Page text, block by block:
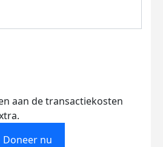
aan de transactiekosten
Doneer nu